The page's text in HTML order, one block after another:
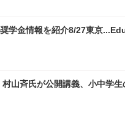
学金情報を紹介8/27東京
村山斉氏が公開講義、小中学